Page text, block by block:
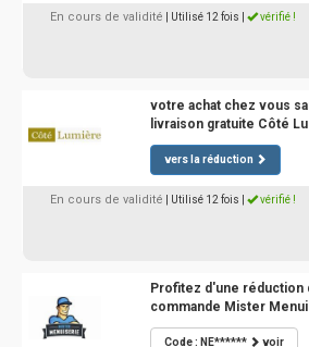
En cours de validité | Utilisé 12 fois vérifié !
votre achat chez vous
livraison gratuite Côté
vers la réduction
En cours de validité | Utilisé 12 fois vérifié !
Profitez d'une réduction
commande Mister
Code : NE****** voir